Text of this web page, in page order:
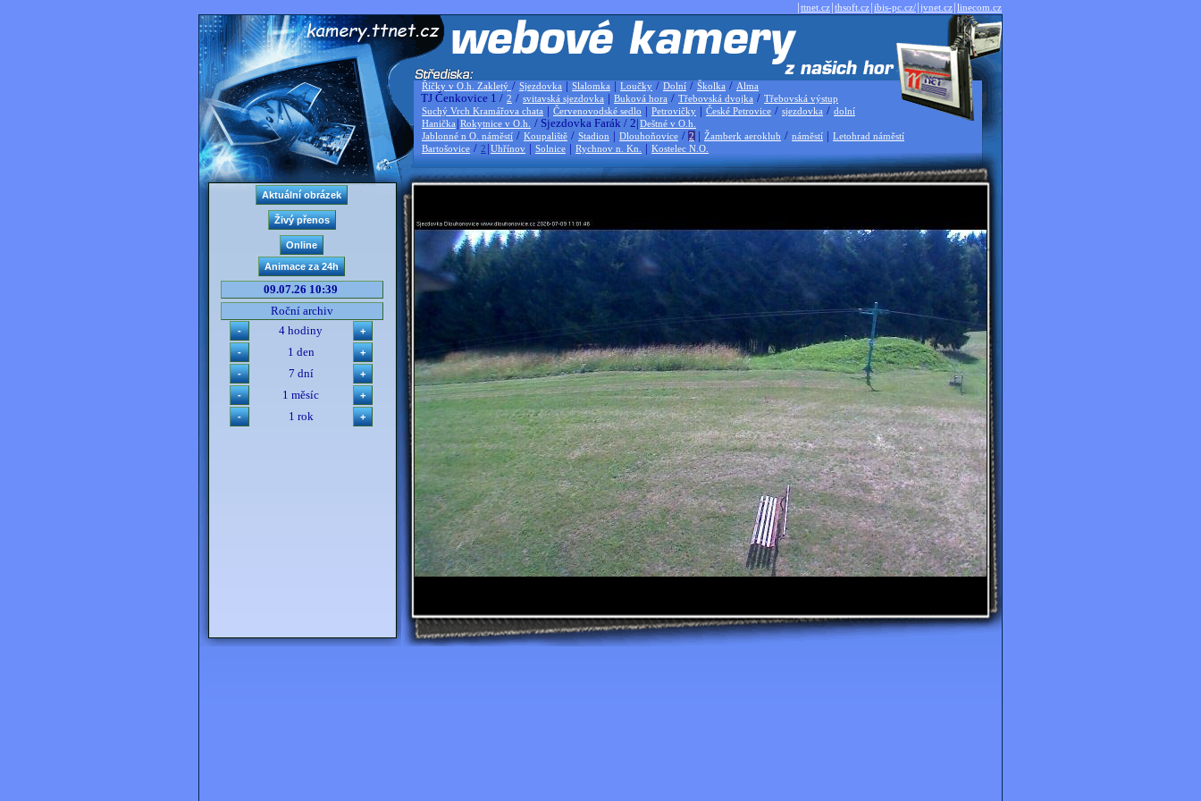
|ttnet.cz|thsoft.cz|ibis-pc.cz/|jvnet.cz|linecom.cz
Říčky v O.h. Zakletý / Sjezdovka | Slalomka | Loučky / Dolní / Školka / Alma
TJ Čenkovice 1 / 2 / svitavská sjezdovka | Buková hora / Třebovská dvojka / Třebovská výstup
Suchý Vrch Kramářova chata | Červenovodské sedlo | Petrovičky | České Petrovice / sjezdovka / dolní
Hanička |Rokytnice v O.h. / Sjezdovka Farák / 2|Deštné v O.h.
Jablonné n O. náměstí / Koupaliště / Stadion | Dlouhoňovice / 2 | Žamberk aeroklub / náměstí | Letohrad náměstí
Bartošovice / 2 |Uhřínov | Solnice | Rychnov n. Kn. | Kostelec N.O.
09.07.26 10:39
Roční archiv
4 hodiny
1 den
7 dní
1 měsíc
1 rok